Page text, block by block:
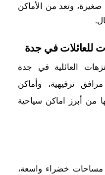
وتعد من الأماكن
للعائلات في جدة
العائلية في جدة
ترفيهية، وأماكن
من أبرز اماكن سياحية
مساحات خضراء واسعة،